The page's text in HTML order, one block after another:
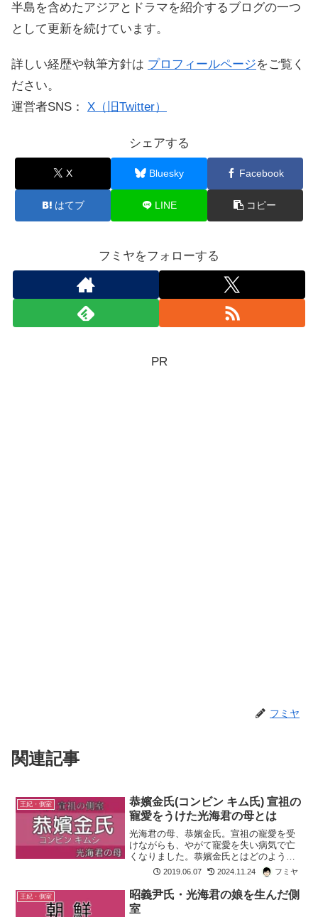
半島を含めたアジアとドラマを紹介するブログの一つ
として更新を続けています。
詳しい経歴や執筆方針は プロフィールページをご覧く
ださい。
運営者SNS： X（旧Twitter）
シェアする
X Bluesky Facebook
はてブ LINE コピー
フミヤをフォローする
PR
フミヤ
関連記事
王妃・側室
恭嬪金氏(コンビン キム氏) 宣祖の
寵愛をうけた光海君の母とは
光海君の母、恭嬪金氏。宣祖の寵愛を受
けながらも、やがて寵愛を失い病気で亡
くなりました。恭嬪金氏とはどのような
人物だったのか紹介します。
2019.06.07 2024.11.24 フミヤ
王妃・側室
昭義尹氏・光海君の娘を生んだ側
室